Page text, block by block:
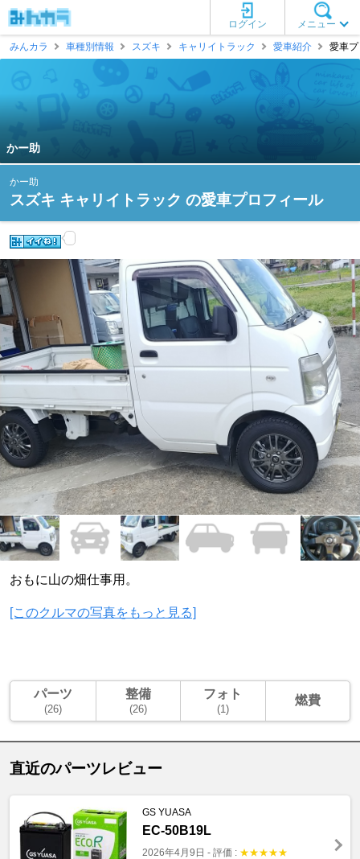
メニュー
ログイン
みんカラ
車種別情報 スズキ キャリイトラック 愛車紹介 愛車
かー助
かー助
スズキ キャリイトラック の愛車プロフィール
おもに山の畑仕事用。
[このクルマの写真をもっと見る]
パーツ
(26)
整備
(26)
フォト
(1)
燃費
直近のパーツレビュー
GS YUASA
EC-50B19L
2026年4月9日 - 評価 : ★★★★★